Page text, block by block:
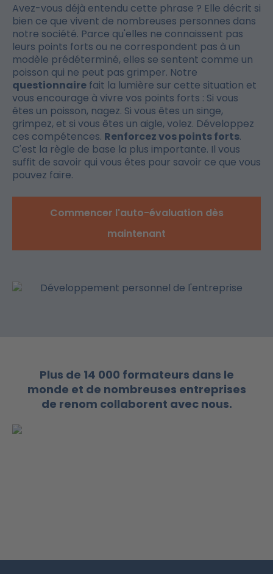
Avez-vous déjà entendu cette phrase ? Elle décrit si
bien ce que vivent de nombreuses personnes dans
notre société. Parce qu'elles ne connaissent pas
leurs points forts ou ne correspondent pas à un
modèle prédéterminé, elles se sentent comme un
poisson qui ne peut pas grimper. Notre
questionnaire fait la lumière sur cette situation et
vous encourage à vivre vos points forts : Si vous
êtes un poisson, nagez. Si vous êtes un singe,
grimpez, et si vous êtes un aigle, volez. Développez
ces compétences. Renforcez vos points forts.
C'est la règle de base la plus importante. Il vous
suffit de savoir qui vous êtes pour savoir ce que vous
pouvez faire.
Commencer l'auto-évaluation dès
maintenant
Plus de 14 000 formateurs dans le
monde et de nombreuses entreprises
de renom collaborent avec nous.